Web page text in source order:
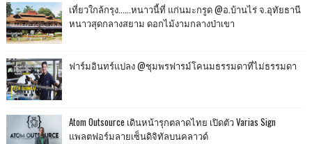
เที่ยวใกล้กรุง......หนาวนี้ที่ แก่นมะกรูด @อ.บ้านไร่ จ.อุทัยธานี
หนาวสุดกลางสยาม ดอกไม้งามกลางป่าเขา
ฟาร์มอินทร์แปลง @ชุมพรฟารม์โคนมธรรมดาที่ไม่ธรรมดา
Atom Outsource เดินหน้ารุกตลาดไทย เปิดตัว Varias Sign
แพลตฟอร์มลายเซ็นดิจิทัลบนคลาวด์